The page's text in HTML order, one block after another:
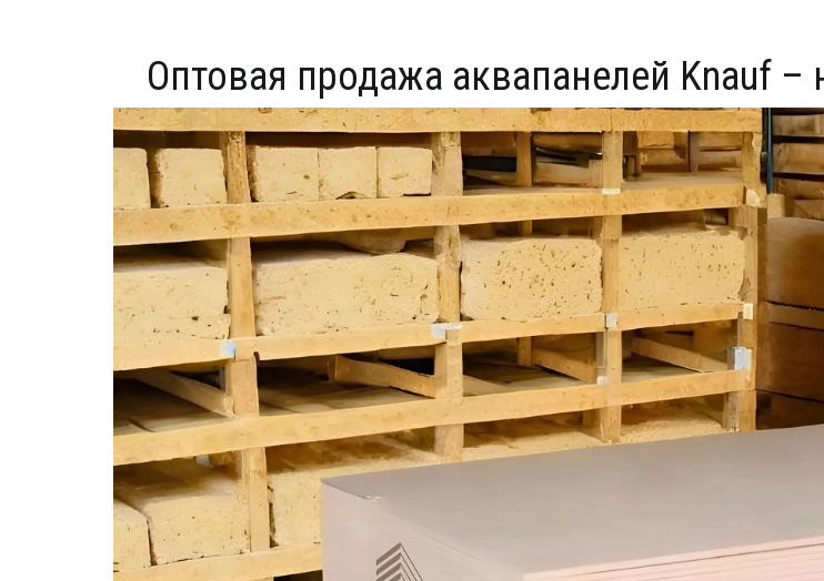
Оптовая продажа аквапанелей Knauf